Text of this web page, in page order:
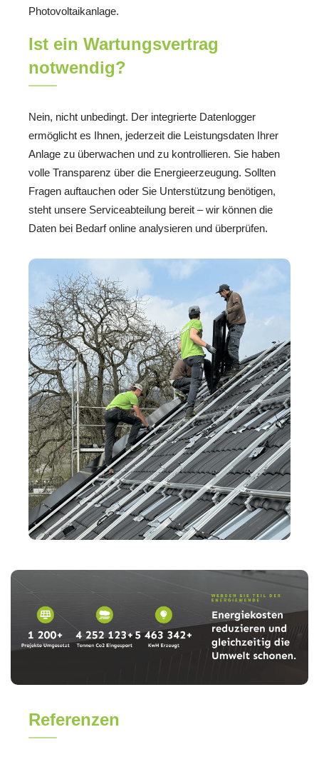
Photovoltaikanlage.
Ist ein Wartungsvertrag
notwendig?
Nein, nicht unbedingt. Der integrierte Datenlogger
ermöglicht es Ihnen, jederzeit die Leistungsdaten Ihrer
Anlage zu überwachen und zu kontrollieren. Sie haben
volle Transparenz über die Energieerzeugung. Sollten
Fragen auftauchen oder Sie Unterstützung benötigen,
steht unsere Serviceabteilung bereit – wir können die
Daten bei Bedarf online analysieren und überprüfen.
Referenzen